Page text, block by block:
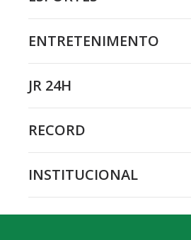
ENTRETENIMENTO
JR 24H
RECORD
INSTITUCIONAL